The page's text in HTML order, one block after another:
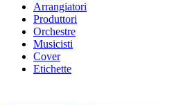
Arrangiatori
Produttori
Orchestre
Musicisti
Cover
Etichette